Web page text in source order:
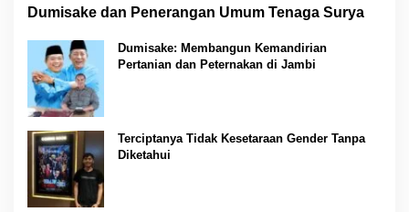
Dumisake dan Penerangan Umum Tenaga Surya
Dumisake: Membangun Kemandirian
Pertanian dan Peternakan di Jambi
Terciptanya Tidak Kesetaraan Gender Tanpa
Diketahui